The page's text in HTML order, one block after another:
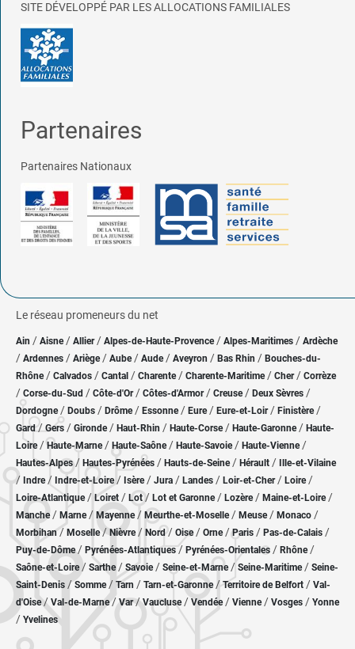
SITE DÉVELOPPÉ PAR LES ALLOCATIONS FAMILIALES
Partenaires
Partenaires Nationaux
Le réseau promeneurs du net
Ain / Aisne/ Allier/ Alpes-de-Haute-Provence / Alpes-Maritimes / Ardèche
/ Ardennes / Ariège/ Aube/ Aude / Aveyron / Bas Rhin / Bouches-du-
Rhône/ Calvados / Cantal / Charente / Charente-Maritime/ Cher / Corrèze
/ Corse-du-Sud / Côte-d'Or / Côtes-d'Armor/ Creuse/ Deux Sèvres /
Dordogne/ Doubs / Drôme/ Essonne / Eure/ Eure-et-Loir / Finistère/
Gard/ Gers / Gironde/ Haut-Rhin / Haute-Corse/ Haute-Garonne/ Haute-
Loire/Haute-Marne/ Haute-Saône/ Haute-Savoie/ Haute-Vienne/
Hautes-Alpes/ Hautes-Pyrénées / Hauts-de-Seine/ Hérault / Ille-et-Vilaine
/ Indre/ Indre-et-Loire/ Isère/ Jura / Landes / Loir-et-Cher/ Loire/
Loire-Atlantique/ Loiret / Lot/ Lot et Garonne/ Lozère / Maine-et-Loire/
Manche/ Marne/ Mayenne/ Meurthe-et-Moselle/ Meuse/ Monaco /
Morbihan/ Moselle/ Nièvre / Nord/ Oise / Orne/Paris / Pas-de-Calais /
Puy-de-Dôme/ Pyrénées-Atlantiques / Pyrénées-Orientales / Rhône/
Saône-et-Loire/ Sarthe/ Savoie/ Seine-et-Marne/ Seine-Maritime/ Seine-
Saint-Denis /Somme/ Tarn / Tarn-et-Garonne/Territoire de Belfort / Val-
d'Oise/ Val-de-Marne/Var/Vaucluse/ Vendée/ Vienne/ Vosges / Yonne
/ Yvelines